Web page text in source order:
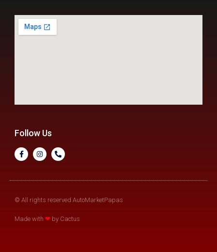
Follow Us
© All rights reserved AutoMarketPapas
Made with ❤ by Cactus​​